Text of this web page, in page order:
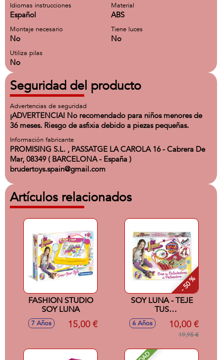
Idiomas instrucciones
Español
Material
ABS
Montaje necesario
No
Tiene luces
No
Utiliza pilas
No
Seguridad del producto
Advertencias de seguridad
¡ADVERTENCIA! No recomendado para niños menores de
36 meses. Riesgo de asfixia debido a piezas pequeñas.
Información fabricante
PROMISING S.L. , PASSATGE LA CAROLA 16 - Cabrera De
Mar, 08349 ( BARCELONA - España )
brudertoys.spain@gmail.com
Artículos relacionados
FASHION STUDIO
SOY LUNA
7 Años 15,00 €
- 50 %
SOY LUNA - TEJE
TUS
CALENTADORES
6 Años 10,00 €
19,95 €